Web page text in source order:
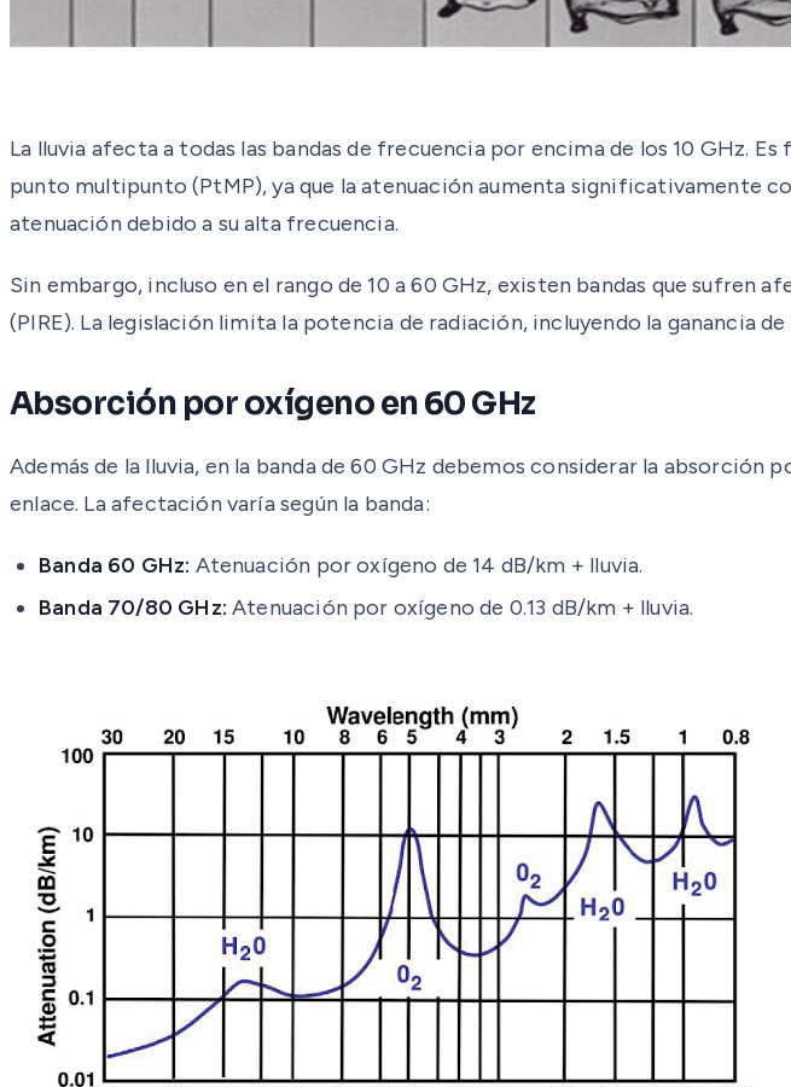
La lluvia afecta a todas las bandas de frecuencia por encima de los 10 GHz.
punto multipunto (PtMP), ya que la atenuación aumenta significativamente
atenuación debido a su alta frecuencia.
Sin embargo, incluso en el rango de 10 a 60 GHz, existen bandas que
(PIRE). La legislación limita la potencia de radiación, incluyendo la ganancia
Absorción por oxígeno en 60 GHz
Además de la lluvia, en la banda de 60 GHz debemos considerar la
enlace. La afectación varía según la banda:
Banda 60 GHz: Atenuación por oxígeno de 14 dB/km + lluvia.
Banda 70/80 GHz: Atenuación por oxígeno de 0.13 dB/km + lluvia.